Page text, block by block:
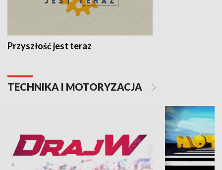
Przyszłość jest teraz
TECHNIKA I MOTORYZACJA